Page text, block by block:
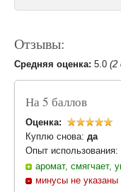
Отзывы:
Средняя оценка: 5.0 (2
На 5 баллов
Оценка:
Куплю снова: да
Опыт использования:
аромат, смягчает,
минусы не указаны